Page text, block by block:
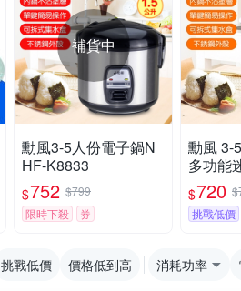
補貨中
勳風3-5人份電子鍋N
HF-K8833
$752 $799
限時下殺
券
勳風 3-
多功能
F-
$720
挑戰低價
挑戰低價 價格低到高 消耗功率